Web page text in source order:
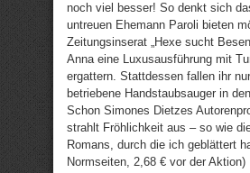
noch viel besser! So denkt sich
untreuen Ehemann Paroli bieten
Zeitungsinserat „Hexe sucht
Anna eine Luxusausführung mit
ergattern. Stattdessen fallen ihr
betriebene Handstaubsauger in
Schon Simones Dietzes
strahlt Fröhlichkeit aus – so wie
Romans, durch die ich geblättert
Normseiten, 2,68 € vor der Aktion)